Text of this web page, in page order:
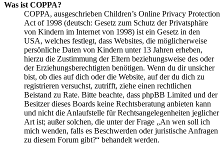
Was ist COPPA?
COPPA, ausgeschrieben Children’s Online Privacy Protection
Act of 1998 (deutsch: Gesetz zum Schutz der Privatsphäre
von Kindern im Internet von 1998) ist ein Gesetz in den
USA, welches festlegt, dass Websites, die möglicherweise
persönliche Daten von Kindern unter 13 Jahren erheben,
hierzu die Zustimmung der Eltern beziehungsweise des oder
der Erziehungsberechtigten benötigen. Wenn du dir unsicher
bist, ob dies auf dich oder die Website, auf der du dich zu
registrieren versuchst, zutrifft, ziehe einen rechtlichen
Beistand zu Rate. Bitte beachte, dass phpBB Limited und der
Besitzer dieses Boards keine Rechtsberatung anbieten kann
und nicht die Anlaufstelle für Rechtsangelegenheiten jeglicher
Art ist; außer solchen, die unter der Frage „An wen soll ich
mich wenden, falls es Beschwerden oder juristische Anfragen
zu diesem Forum gibt?“ behandelt werden.